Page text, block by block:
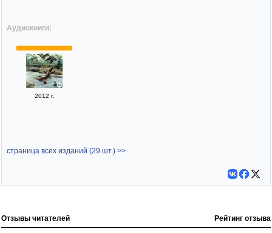
Аудиокниги:
2012 г.
страница всех изданий (29 шт.) >>
Отзывы читателей Рейтинг отзыва